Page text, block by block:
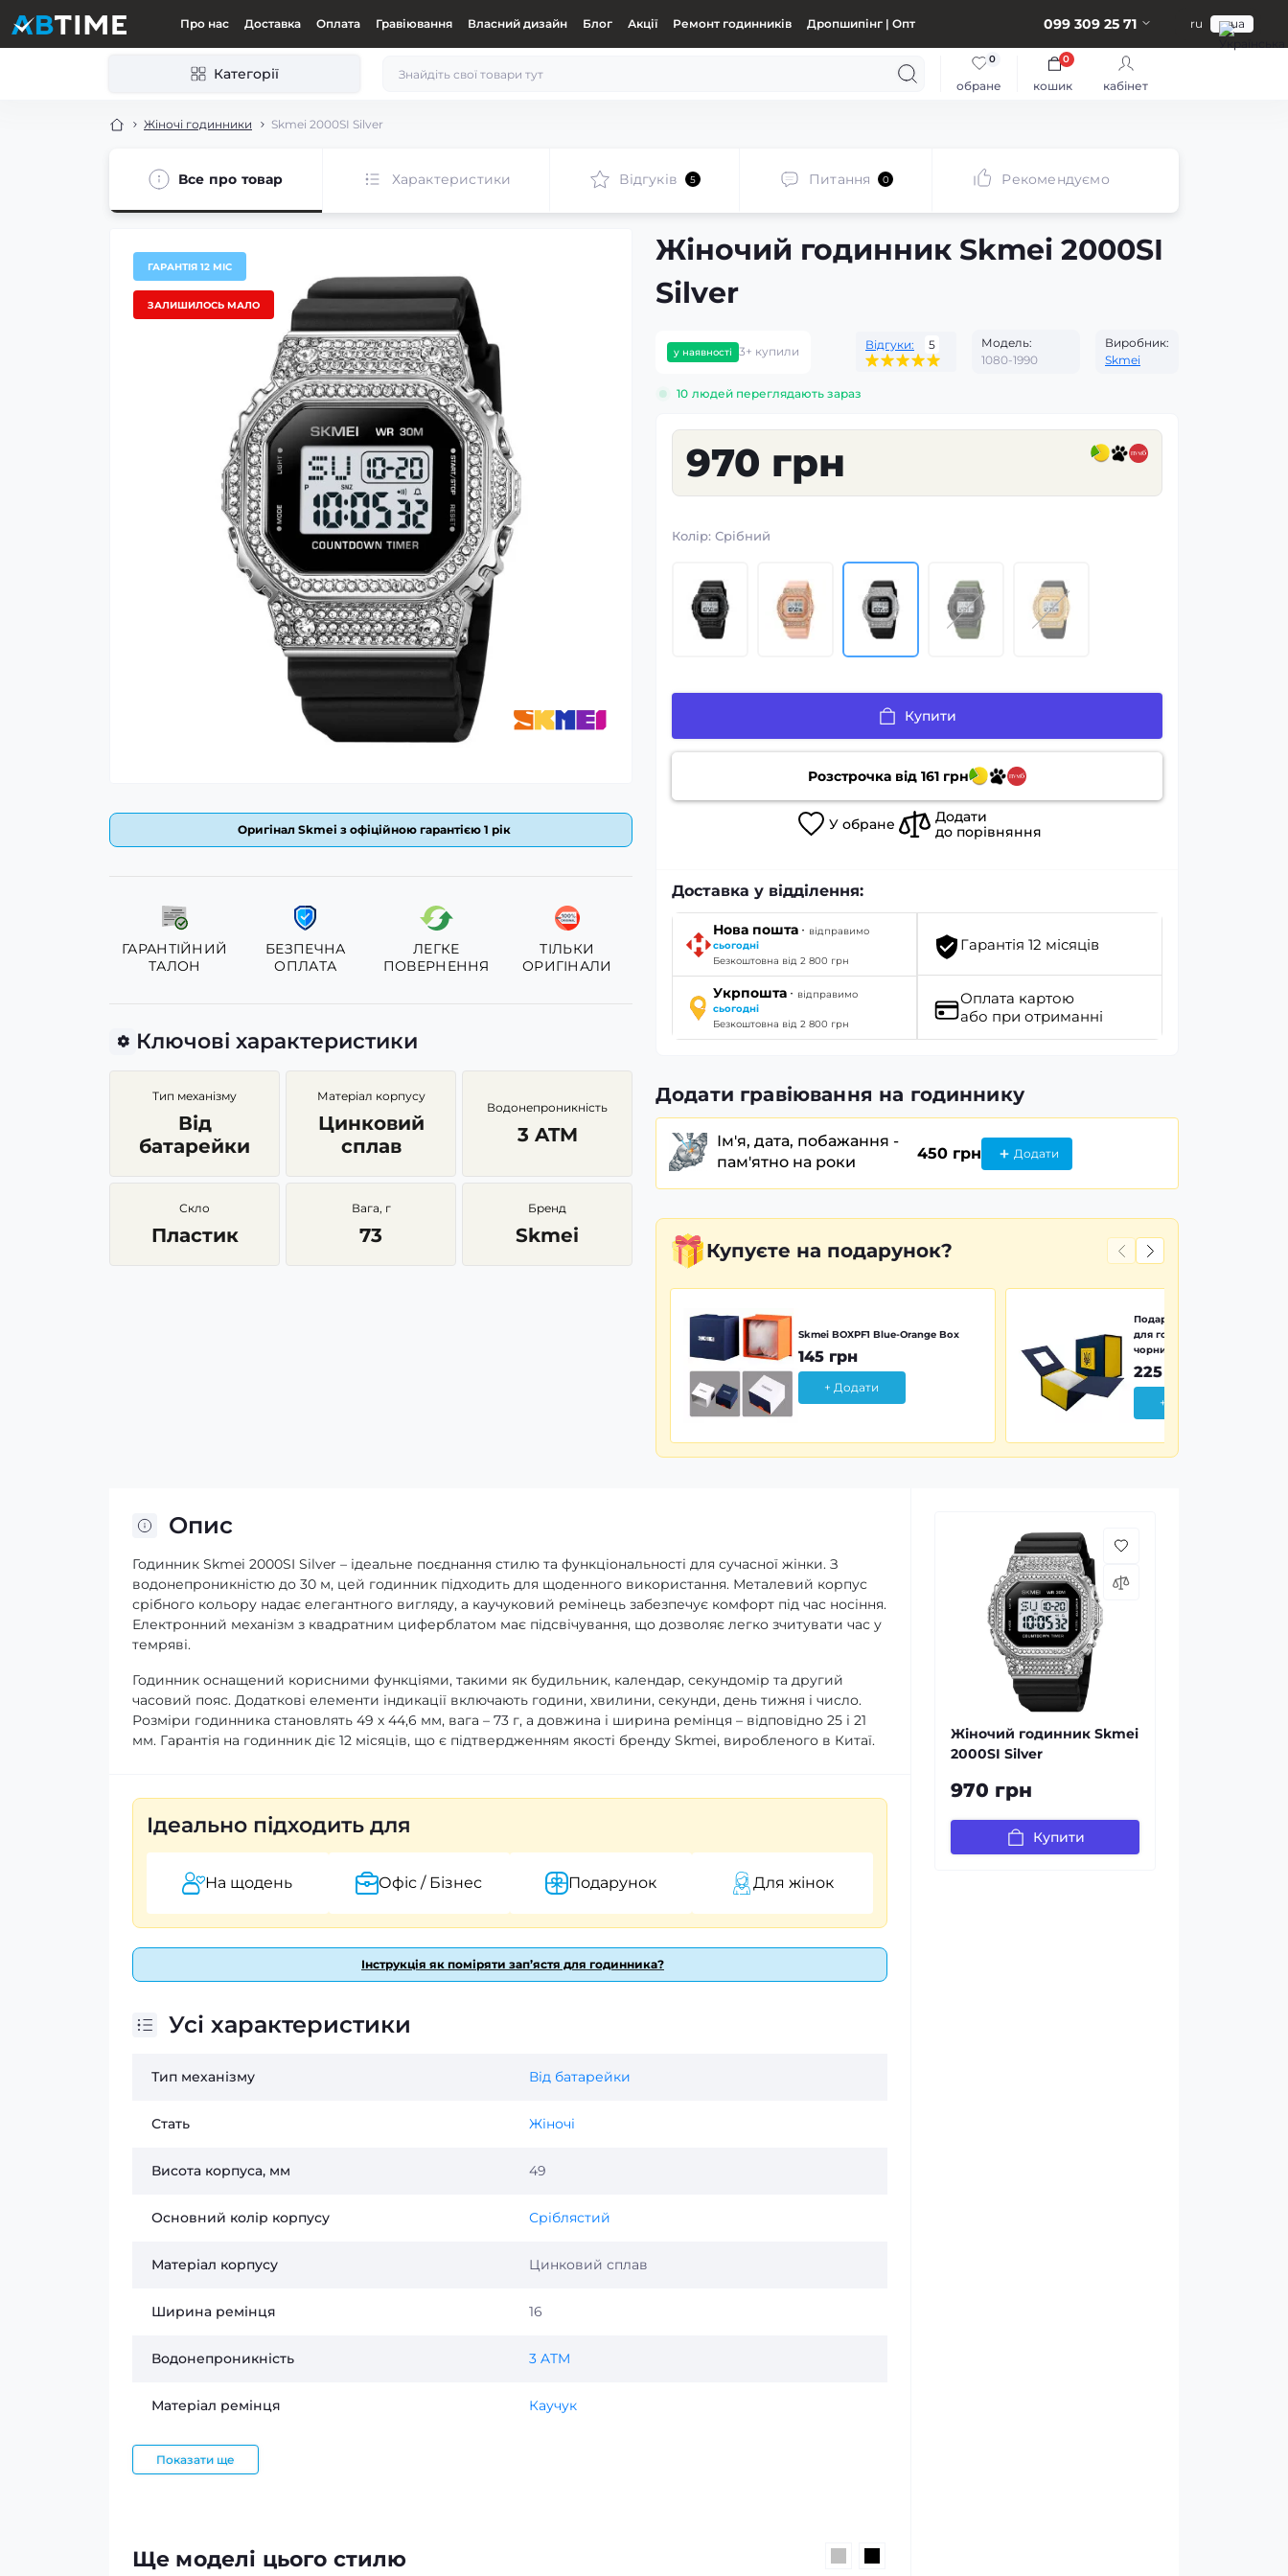
Про нас Доставка Оплата Гравіювання Власний дизайн Блог Акції Ремонт годинників Дропшипінг | Опт 099 309 25 71 ru ua
Категорії
обране
0
кошик
0
кабінет
Жіночі годинники Skmei 2000SI Silver
Все про товар Характеристики Відгуків 5 Питання 0 Рекомендуємо
ГАРАНТІЯ 12 МІС
ЗАЛИШИЛОСЬ МАЛО
Оригінал Skmei з офіційною гарантією 1 рік
ГАРАНТІЙНИЙ
ТАЛОН
БЕЗПЕЧНА
ОПЛАТА
ЛЕГКЕ
ПОВЕРНЕННЯ
ТІЛЬКИ
ОРИГІНАЛИ
Ключові характеристики
Тип механізму
Від
батарейки
Матеріал корпусу
Цинковий
сплав
Водонепроникність
3 ATM
Скло
Пластик
Вага, г
73
Бренд
Skmei
Жіночий годинник Skmei 2000SI
Silver
у наявності 3+ купили Відгуки: 5
Модель:
1080-1990
Виробник:
Skmei
10 людей переглядають зараз
970 грн
Колір: Срібний
Купити
Розстрочка від 161 грн
У обране
Додати
до порівняння
Доставка у відділення:
Нова пошта · відправимо
сьогодні
Безкоштовна від 2 800 грн
Укрпошта · відправимо
сьогодні
Безкоштовна від 2 800 грн
Гарантія 12 місяців
Оплата картою
або при отриманні
Додати гравіювання на годиннику
Ім'я, дата, побажання -
пам'ятно на роки
450 грн Додати
Купуєте на подарунок?
Skmei BOXPF1 Blue-Orange Box
145 грн
+ Додати
Подарункова картонна
для годинника синьо-жовта
чорним тризубом
225 грн
+ Додати
Опис
Годинник Skmei 2000SI Silver – ідеальне поєднання стилю та функціональності для сучасної жінки. З
водонепроникністю до 30 м, цей годинник підходить для щоденного використання. Металевий корпус
срібного кольору надає елегантного вигляду, а каучуковий ремінець забезпечує комфорт під час носіння.
Електронний механізм з квадратним циферблатом має підсвічування, що дозволяє легко зчитувати час у
темряві.
Годинник оснащений корисними функціями, такими як будильник, календар, секундомір та другий
часовий пояс. Додаткові елементи індикації включають години, хвилини, секунди, день тижня і число.
Розміри годинника становлять 49 х 44,6 мм, вага – 73 г, а довжина і ширина ремінця – відповідно 25 і 21
мм. Гарантія на годинник діє 12 місяців, що є підтвердженням якості бренду Skmei, виробленого в Китаї.
Ідеально підходить для
На щодень Офіс / Бізнес Подарунок Для жінок
Інструкція як поміряти зап’ястя для годинника?
Усі характеристики
Тип механізму Від батарейки
Стать Жіночі
Висота корпуса, мм 49
Основний колір корпусу Сріблястий
Матеріал корпусу Цинковий сплав
Ширина ремінця 16
Водонепроникність 3 ATM
Матеріал ремінця Каучук
Показати ще
Ще моделі цього стилю
Жіночий годинник Skmei
2000SI Silver
970 грн
Купити